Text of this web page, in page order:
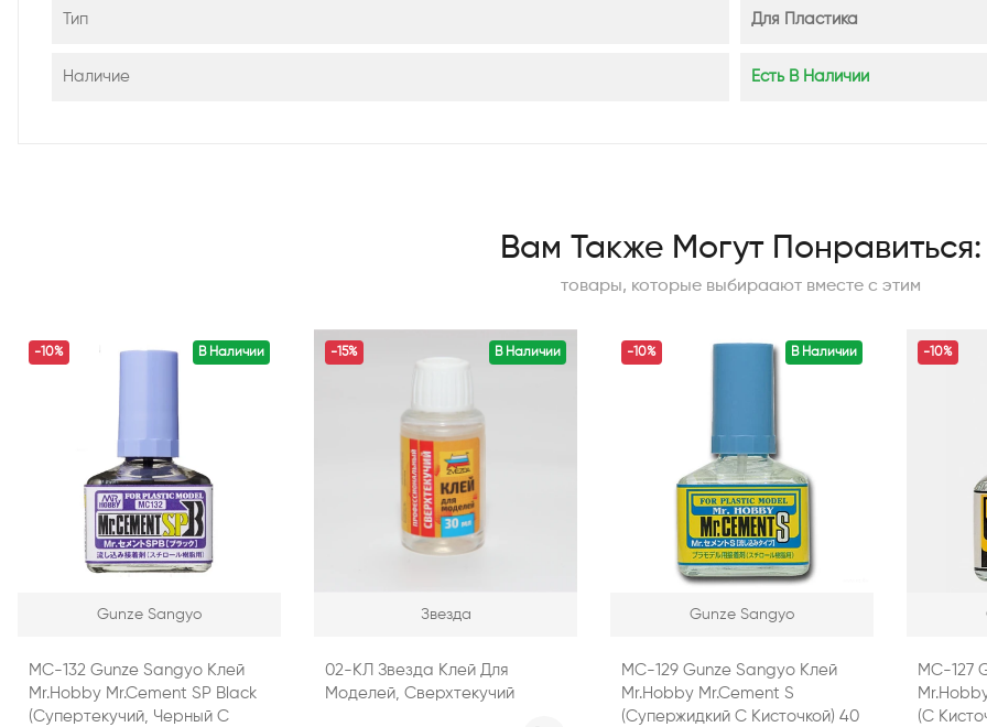
Тип Для Пластика
Наличие Есть В Наличии
Вам Также Могут Понравиться:
товары, которые выбираают вместе с этим
В Наличии
-10%
Gunze Sangyo
MC-132 Gunze Sangyo Клей
Mr.Hobby Mr.Cement SP Black
(супертекучий, Черный С
В Наличии
-15%
Звезда
02-КЛ Звезда Клей Для
Моделей, Сверхтекучий
В Наличии
-10%
Gunze Sangyo
MC-129 Gunze Sangyo Клей
Mr.Hobby Mr.Cement S
(супержидкий С Кисточкой) 40
-10%
MC-127
(с